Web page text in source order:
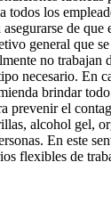
todos los
de que
general que
no trabajan
necesario. En
brindar
prevenir el
alcohol gel,
En este
flexibles de